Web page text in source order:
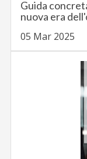
Guida
nuova era
05 Mar 2025